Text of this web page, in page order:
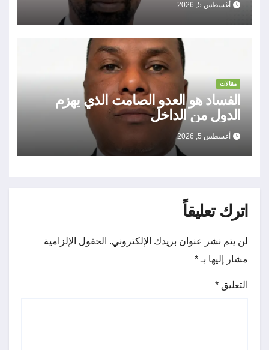
أغسطس 5, 2026
مقالات
الفساد هو العدو الصامت الذي يهزم
الدول من الداخل
أغسطس 5, 2026
اترك تعليقاً
لن يتم نشر عنوان بريدك الإلكتروني. الحقول الإلزامية
مشار إليها بـ *
التعليق *